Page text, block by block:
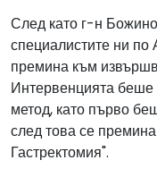
След като г-н
специалистите ни
премина към
Интервенцията беше
метод, като първо
след това се
Гастректомия".